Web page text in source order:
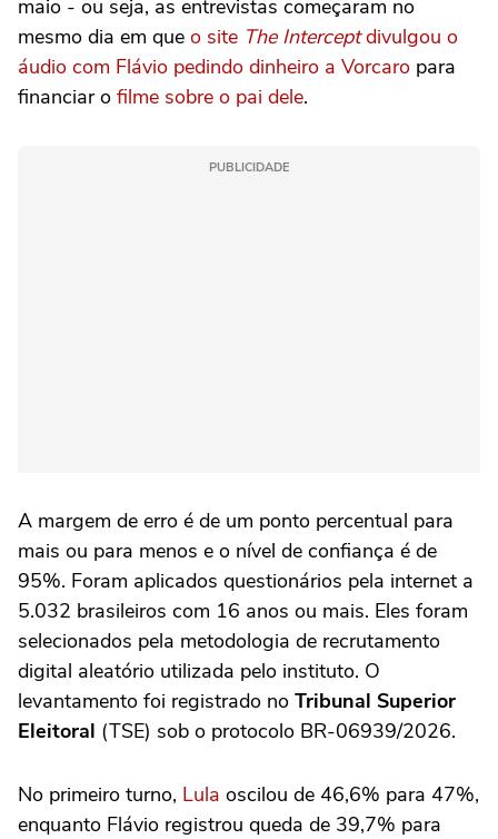
maio - ou seja, as entrevistas começaram no
mesmo dia em que o site The Interceptdivulgou o
áudio com Flávio pedindo dinheiro a Vorcaro para
financiar o filme sobre o pai dele.
PUBLICIDADE
A margem de erro é de um ponto percentual para
mais ou para menos e o nível de confiança é de
95%. Foram aplicados questionários pela internet a
5.032 brasileiros com 16 anos ou mais. Eles foram
selecionados pela metodologia de recrutamento
digital aleatório utilizada pelo instituto. O
levantamento foi registrado no Tribunal Superior
Eleitoral (TSE) sob o protocolo BR-06939/2026.
No primeiro turno, Lula oscilou de 46,6% para 47%,
enquanto Flávio registrou queda de 39,7% para